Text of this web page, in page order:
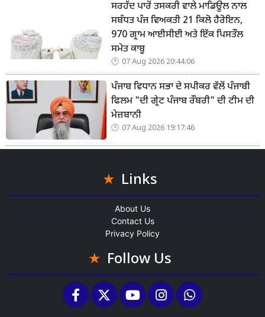
ਸਰਹੱਦ ਪਾਰੋਂ ਤਸਕਰੀ ਵਾਲੇ ਮਾਡਿਊਲ ਨਾਲ
ਸਬੰਧਤ ਪੰਜ ਵਿਅਕਤੀ 21 ਕਿਲੋ ਹੈਰੋਇਨ,
970 ਗ੍ਰਾਮ ਆਈਸੀਈ ਅਤੇ ਇੱਕ ਪਿਸਤੌਲ
ਸਮੇਤ ਕਾਬੂ
07 Aug 2026 20:44:06
ਪੰਜਾਬ ਵਿਧਾਨ ਸਭਾ ਦੇ ਸਪੀਕਰ ਵੱਲੋਂ ਪੰਜਾਬੀ
ਫਿਲਮ "ਦੀ ਗ੍ਰੇਟ ਪੰਜਾਬ ਰੌਬਰੀ" ਦੀ ਟੀਮ ਦੀ
ਮੇਜ਼ਬਾਨੀ
07 Aug 2026 19:17:46
Links
About Us
Contact Us
Privacy Policy
Follow Us